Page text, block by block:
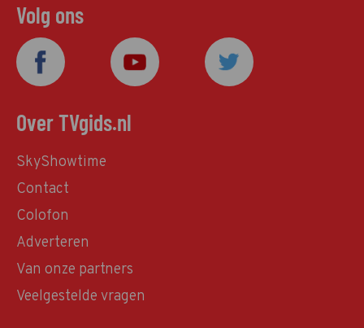
Volg ons
Over TVgids.nl
SkyShowtime
Contact
Colofon
Adverteren
Van onze partners
Veelgestelde vragen